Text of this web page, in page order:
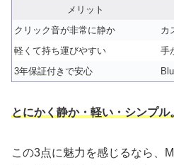
メリット
クリック音が非常に静か
カ
軽くて持ち運びやすい
手
3年保証付きで安心
とにかく静か・軽い・シンプル
この3点に魅力を感じるなら、